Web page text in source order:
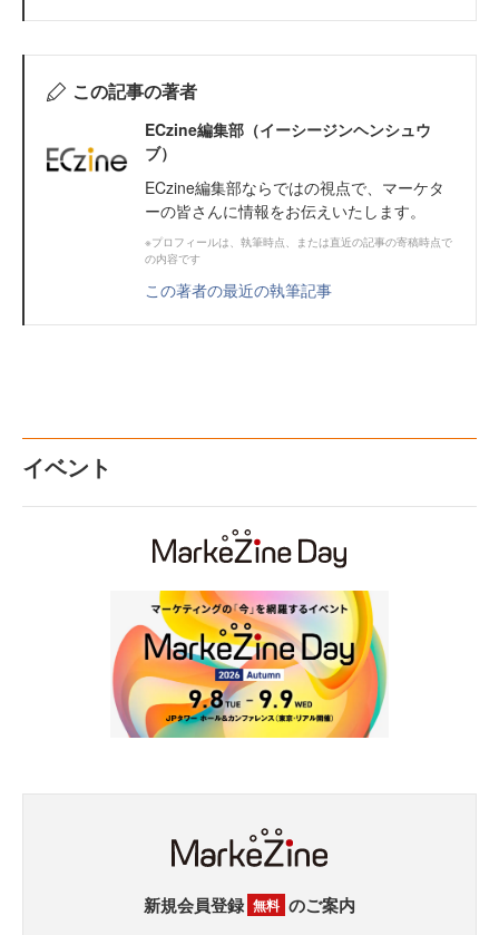
この記事の著者
ECzine編集部（イーシージンヘンシュウ
ブ）
ECzine編集部ならではの視点で、マーケタ
ーの皆さんに情報をお伝えいたします。
※プロフィールは、執筆時点、または直近の記事の寄稿時点で
の内容です
この著者の最近の執筆記事
イベント
新規会員登録 無料 のご案内